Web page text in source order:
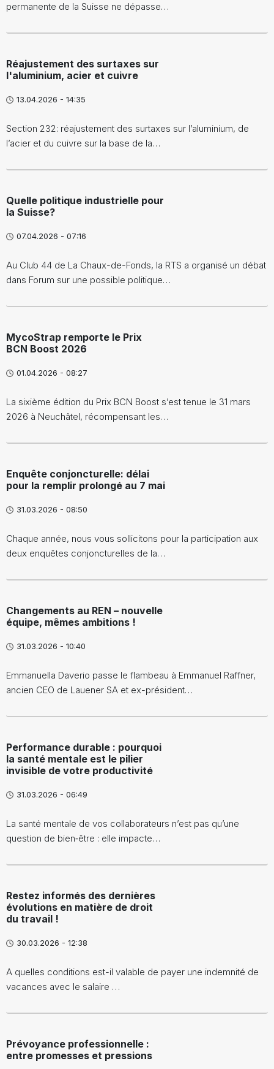
permanente de la Suisse ne dépasse…
Réajustement des surtaxes sur
l'aluminium, acier et cuivre
13.04.2026 - 14:35
Section 232: réajustement des surtaxes sur l’aluminium, de
l’acier et du cuivre sur la base de la…
Quelle politique industrielle pour
la Suisse?
07.04.2026 - 07:16
Au Club 44 de La Chaux-de-Fonds, la RTS a organisé un débat
dans Forum sur une possible politique…
MycoStrap remporte le Prix
BCN Boost 2026
01.04.2026 - 08:27
La sixième édition du Prix BCN Boost s’est tenue le 31 mars
2026 à Neuchâtel, récompensant les…
Enquête conjoncturelle: délai
pour la remplir prolongé au 7 mai
31.03.2026 - 08:50
Chaque année, nous vous sollicitons pour la participation aux
deux enquêtes conjoncturelles de la…
Changements au REN – nouvelle
équipe, mêmes ambitions !
31.03.2026 - 10:40
Emmanuella Daverio passe le flambeau à Emmanuel Raffner,
ancien CEO de Lauener SA et ex-président…
Performance durable : pourquoi
la santé mentale est le pilier
invisible de votre productivité
31.03.2026 - 06:49
La santé mentale de vos collaborateurs n’est pas qu’une
question de bien‑être : elle impacte…
Restez informés des dernières
évolutions en matière de droit
du travail !
30.03.2026 - 12:38
A quelles conditions est-il valable de payer une indemnité de
vacances avec le salaire …
Prévoyance professionnelle :
entre promesses et pressions